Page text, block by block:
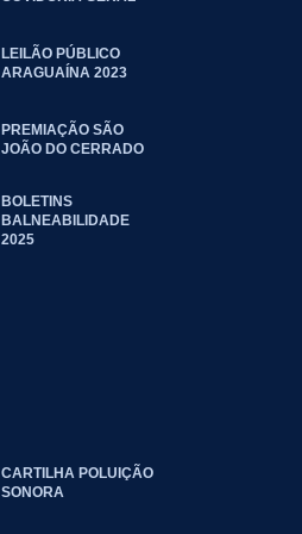
LEILÃO PÚBLICO
ARAGUAÍNA 2023
PREMIAÇÃO SÃO
JOÃO DO CERRADO
BOLETINS
BALNEABILIDADE
2025
CARTILHA POLUIÇÃO
SONORA